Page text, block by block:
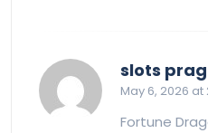
slots
May 6, 2026 at
Fortune